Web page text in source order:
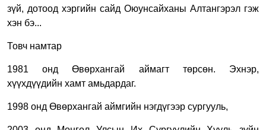
зүй, дотоод хэргийн сайд Оюунсайханы Алтангэрэл гэж
хэн бэ...
Товч намтар
1981 онд Өвөрхангай аймагт төрсөн. Эхнэр,
хүүхдүүдийн хамт амьдардаг.
1998 онд Өвөрхангай аймгийн нэгдүгээр сургууль,